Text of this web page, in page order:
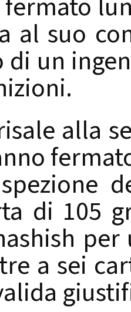
al suo
di un
alla
di 105
per
a sei